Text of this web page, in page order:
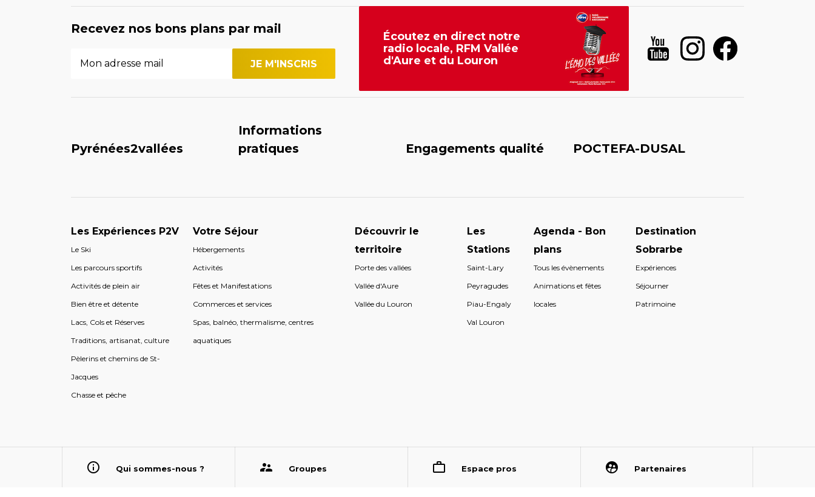
Recevez nos bons plans par mail
Écoutez en direct notre
radio locale, RFM Vallée
d'Aure et du Louron
Pyrénées2vallées
Informations
pratiques
Engagements qualité POCTEFA-DUSAL
Les Expériences P2V
Le Ski
Les parcours sportifs
Activités de plein air
Bien être et détente
Lacs, Cols et Réserves
Traditions, artisanat, culture
Pèlerins et chemins de St-
Jacques
Chasse et pêche
Votre Séjour
Hébergements
Activités
Fêtes et Manifestations
Commerces et services
Spas, balnéo, thermalisme, centres
aquatiques
Découvrir le
territoire
Porte des vallées
Vallée d'Aure
Vallée du Louron
Les
Stations
Saint-Lary
Peyragudes
Piau-Engaly
Val Louron
Agenda - Bon
plans
Tous les évènements
Animations et fêtes
locales
Destination
Sobrarbe
Expériences
Séjourner
Patrimoine
Qui sommes-nous ? Groupes Espace pros Partenaires